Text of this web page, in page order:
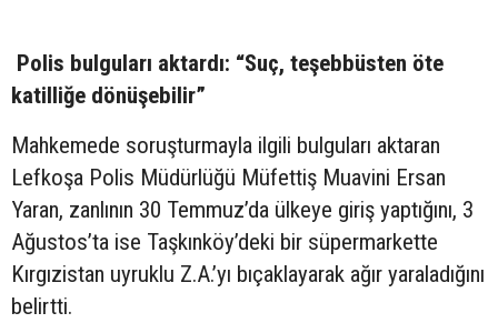
Polis bulguları aktardı: “Suç, teşebbüsten öte
katilliğe dönüşebilir”
Mahkemede soruşturmayla ilgili bulguları aktaran
Lefkoşa Polis Müdürlüğü Müfettiş Muavini Ersan
Yaran, zanlının 30 Temmuz’da ülkeye giriş yaptığını, 3
Ağustos’ta ise Taşkınköy’deki bir süpermarkette
Kırgızistan uyruklu Z.A.’yı bıçaklayarak ağır yaraladığını
belirtti.